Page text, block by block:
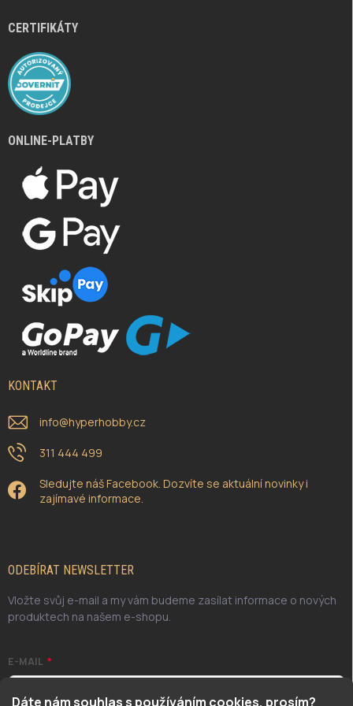
Dáte nám souhlas s používáním cookies, prosím?
CERTIFIKÁTY
ONLINE-PLATBY
KONTAKT
info@hyperhobby.cz
311 444 499
Sledujte náš Facebook. Dozvíte se aktuální novinky i
zajímavé informace.
ODEBÍRAT NEWSLETTER
Vložte svůj e-mail a my vám budeme zasílat informace o nových
produktech na našem e-shopu.
E-MAIL